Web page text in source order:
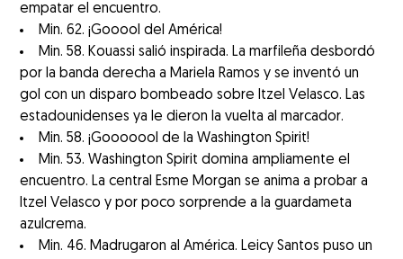
empatar el encuentro.
Min. 62. ¡Gooool del América!
Min. 58. Kouassi salió inspirada. La marfileña desbordó
por la banda derecha a Mariela Ramos y se inventó un
gol con un disparo bombeado sobre Itzel Velasco. Las
estadounidenses ya le dieron la vuelta al marcador.
Min. 58. ¡Gooooool de la Washington Spirit!
Min. 53. Washington Spirit domina ampliamente el
encuentro. La central Esme Morgan se anima a probar a
Itzel Velasco y por poco sorprende a la guardameta
azulcrema.
Min. 46. Madrugaron al América. Leicy Santos puso un